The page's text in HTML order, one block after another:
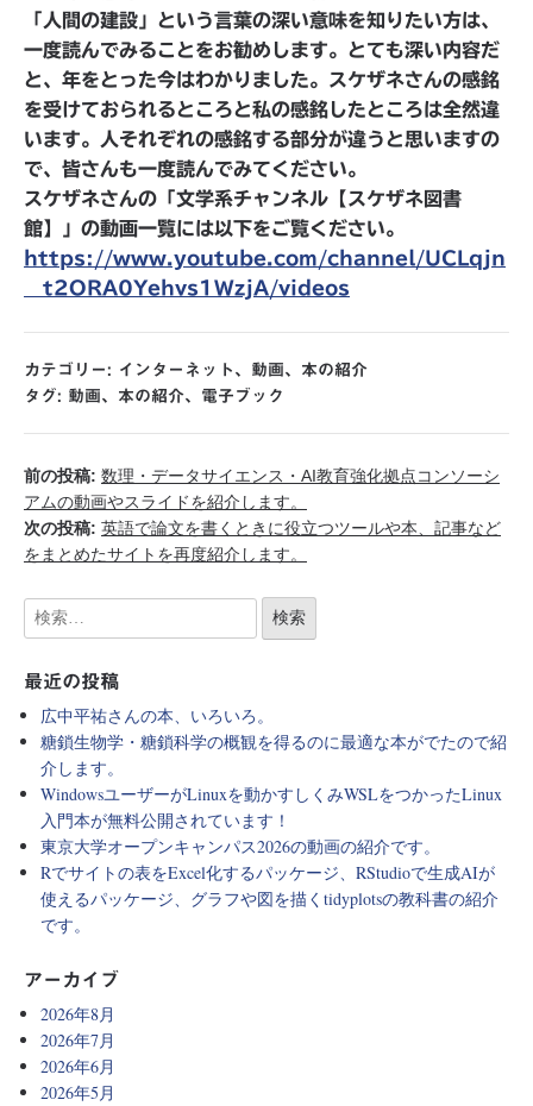
「人間の建設」という言葉の深い意味を知りたい方は、
一度読んでみることをお勧めします。とても深い内容だ
と、年をとった今はわかりました。スケザネさんの感銘
を受けておられるところと私の感銘したところは全然違
います。人それぞれの感銘する部分が違うと思いますの
で、皆さんも一度読んでみてください。
スケザネさんの「文学系チャンネル【スケザネ図書
館】」の動画一覧には以下をご覧ください。
https://www.youtube.com/channel/UCLqjn
__t2ORA0Yehvs1WzjA/videos
カテゴリー: インターネット 、 動画、 本の紹介
タグ: 動画、 本の紹介、 電子ブック
前の投稿: 数理・データサイエンス・AI教育強化拠点コンソーシ
アムの動画やスライドを紹介します。
次の投稿: 英語で論文を書くときに役立つツールや本、記事など
をまとめたサイトを再度紹介します。
最近の投稿
広中平祐さんの本、いろいろ。
糖鎖生物学・糖鎖科学の概観を得るのに最適な本がでたので紹
介します。
WindowsユーザーがLinuxを動かすしくみWSLをつかったLinux
入門本が無料公開されています！
東京大学オープンキャンパス2026の動画の紹介です。
Rでサイトの表をExcel化するパッケージ、RStudioで生成AIが
使えるパッケージ、グラフや図を描くtidyplotsの教科書の紹介
です。
アーカイブ
2026年8月
2026年7月
2026年6月
2026年5月